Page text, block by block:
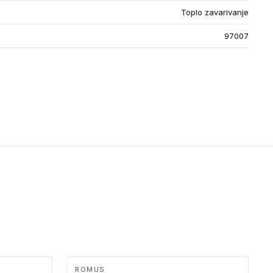
Toplo zavarivanje
97007
ROMUS